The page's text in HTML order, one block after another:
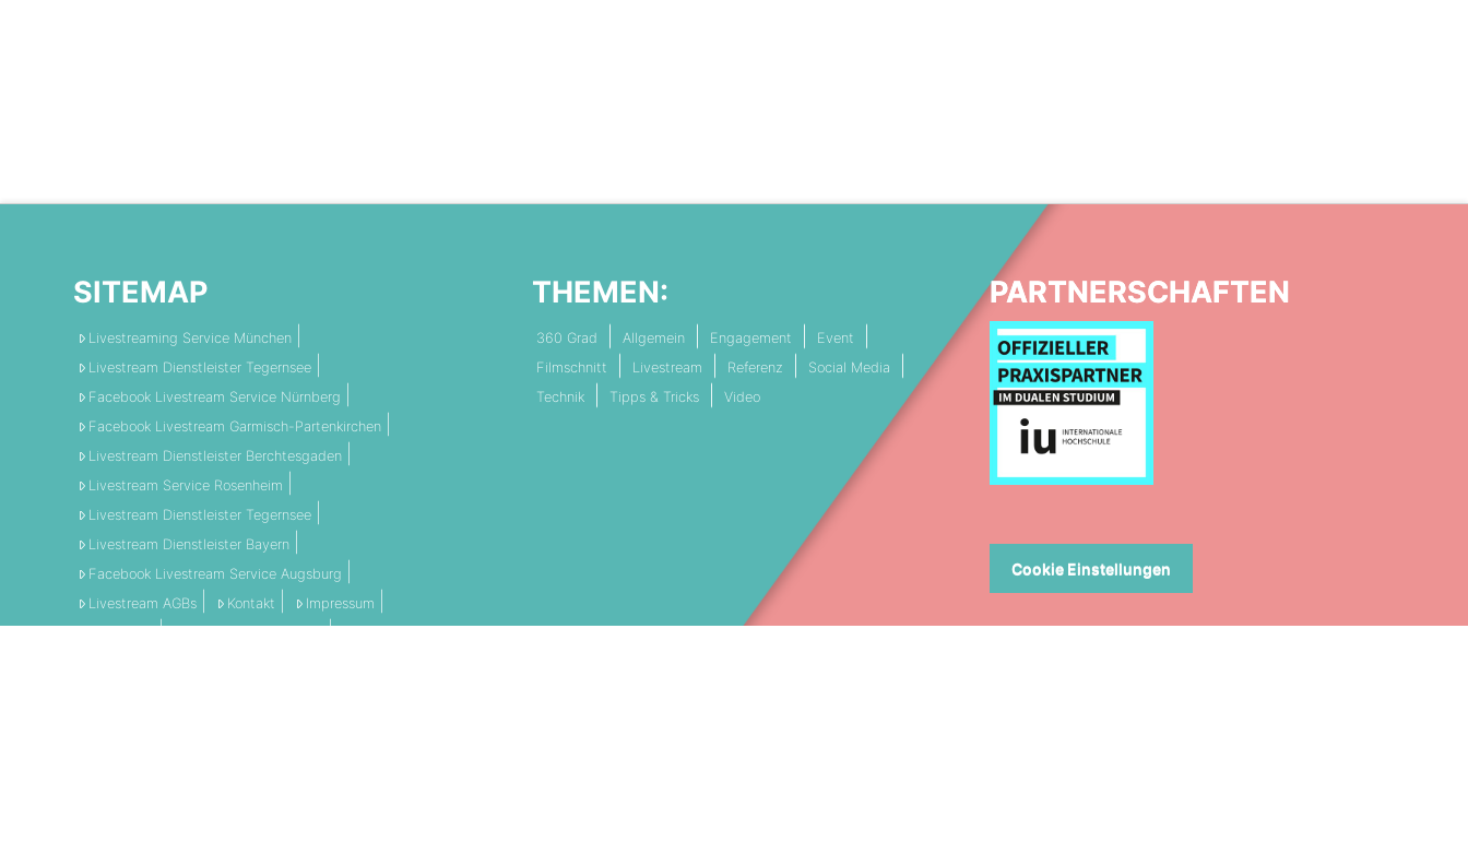
SITEMAP
Livestreaming Service München
Livestream Dienstleister Tegernsee
Facebook Livestream Service Nürnberg
Facebook Livestream Garmisch-Partenkirchen
Livestream Dienstleister Berchtesgaden
Livestream Service Rosenheim
Livestream Dienstleister Tegernsee
Livestream Dienstleister Bayern
Facebook Livestream Service Augsburg
Livestream AGBs
Kontakt
Impressum
THEMEN:
360 Grad Allgemein Engagement
Event
Filmschnitt
Livestream Referenz
Social Media
Technik
Tipps & Tricks Video
PARTNERSCHAFTEN
Cookie Einstellungen